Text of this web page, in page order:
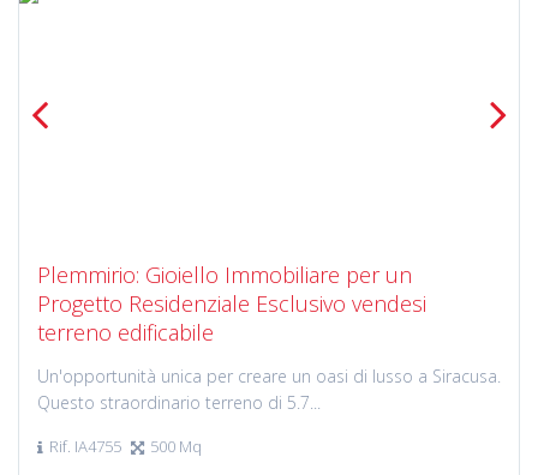
Plemmirio: Gioiello Immobiliare per un
Progetto Residenziale Esclusivo vendesi
terreno edificabile
Un'opportunità unica per creare un oasi di lusso a Siracusa.
Questo straordinario terreno di 5.7...
Rif. IA4755 500 Mq